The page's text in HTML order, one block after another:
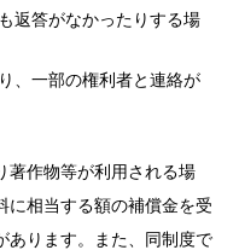
返答がなかったりする場
、一部の権利者と連絡が
著作物等が利用される場
に相当する額の補償金を受
あります。また、同制度で